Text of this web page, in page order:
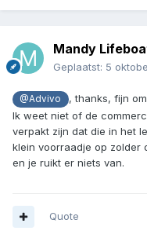
Mandy
Geplaatst: 5
@Advivo
, thanks, fijn
Ik weet niet of de
verpakt zijn dat die in het
klein voorraadje op zolder
en je ruikt er niets van.
Quote